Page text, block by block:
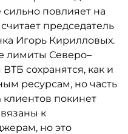
повлияет на
председатель
Игорь Кирилловых.
лимиты Северо–
сохранятся, как и
ресурсам, но часть
клиентов покинет
к
но это